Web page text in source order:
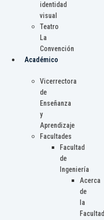
identidad
visual
Teatro
La
Convención
Académico
Vicerrectora
de
Enseñanza
y
Aprendizaje
Facultades
Facultad
de
Ingeniería
Acerca
de
la
Facultad